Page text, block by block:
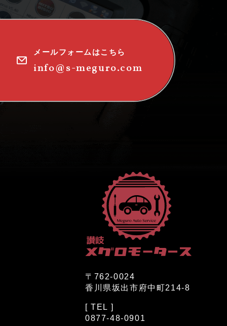
メールフォームはこちら
info@s-meguro.com
〒762-0024
香川県坂出市府中町214-8
[ TEL ]
0877-48-0901